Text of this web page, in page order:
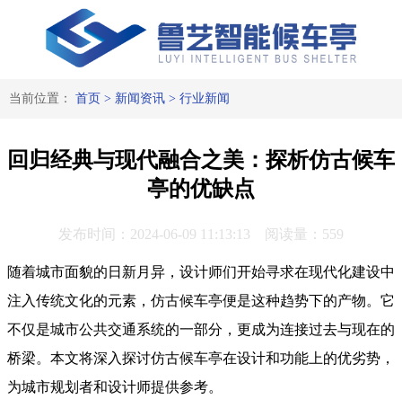
当前位置： 首页 > 新闻资讯> 行业新闻
回归经典与现代融合之美：探析仿古候车
亭的优缺点
发布时间：2024-06-09 11:13:13 阅读量：559
随着城市面貌的日新月异，设计师们开始寻求在现代化建设中
注入传统文化的元素，仿古候车亭便是这种趋势下的产物。它
不仅是城市公共交通系统的一部分，更成为连接过去与现在的
桥梁。本文将深入探讨仿古候车亭在设计和功能上的优劣势，
为城市规划者和设计师提供参考。